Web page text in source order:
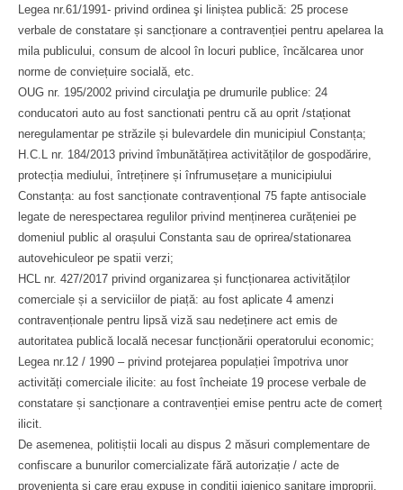
Legea nr.61/1991- privind ordinea şi liniștea publică: 25 procese
verbale de constatare și sancționare a contravenției pentru apelarea la
mila publicului, consum de alcool în locuri publice, încălcarea unor
norme de conviețuire socială, etc.
OUG nr. 195/2002 privind circulaţia pe drumurile publice: 24
conducatori auto au fost sanctionati pentru că au oprit /staționat
neregulamentar pe străzile și bulevardele din municipiul Constanța;
H.C.L nr. 184/2013 privind îmbunătățirea activităților de gospodărire,
protecția mediului, întreținere și înfrumusețare a municipiului
Constanța: au fost sancționate contravențional 75 fapte antisociale
legate de nerespectarea regulilor privind menținerea curățeniei pe
domeniul public al orașului Constanta sau de oprirea/stationarea
autovehiculeor pe spatii verzi;
HCL nr. 427/2017 privind organizarea și funcționarea activităților
comerciale și a serviciilor de piață: au fost aplicate 4 amenzi
contravenționale pentru lipsă viză sau nedeținere act emis de
autoritatea publică locală necesar funcționării operatorului economic;
Legea nr.12 / 1990 – privind protejarea populației împotriva unor
activități comerciale ilicite: au fost încheiate 19 procese verbale de
constatare și sancționare a contravenției emise pentru acte de comerț
ilicit.
De asemenea, politiștii locali au dispus 2 măsuri complementare de
confiscare a bunurilor comercializate fără autorizație / acte de
proveniența și care erau expuse in condiții igienico sanitare improprii.